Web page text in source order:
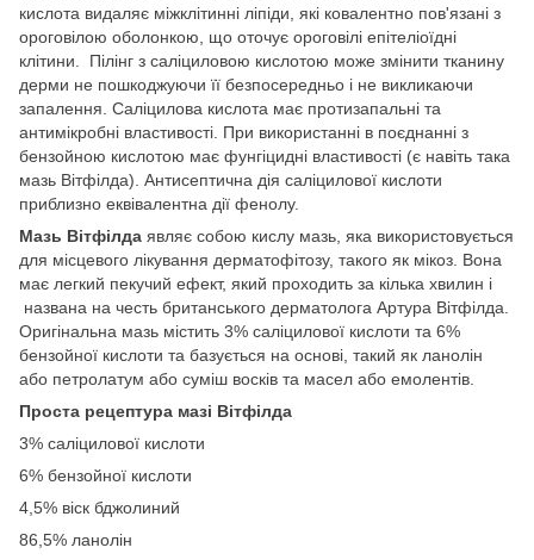
кислота видаляє міжклітинні ліпіди, які ковалентно пов'язані з
ороговілою оболонкою, що оточує ороговілі епітеліоїдні
клітини. Пілінг з саліциловою кислотою може змінити тканину
дерми не пошкоджуючи її безпосередньо і не викликаючи
запалення. Саліцилова кислота має протизапальні та
антимікробні властивості. При використанні в поєднанні з
бензойною кислотою має фунгіцидні властивості (є навіть така
мазь Вітфілда). Антисептична дія саліцилової кислоти
приблизно еквівалентна дії фенолу.
Мазь Вітфілда являє собою кислу мазь, яка використовується
для місцевого лікування дерматофітозу, такого як мікоз. Вона
має легкий пекучий ефект, який проходить за кілька хвилин і
названа на честь британського дерматолога Артура Вітфілда.
Оригінальна мазь містить 3% саліцилової кислоти та 6%
бензойної кислоти та базується на основі, такий як ланолін
або петролатум або суміш восків та масел або емолентів.
Проста рецептура мазі Вітфілда
3% саліцилової кислоти
6% бензойної кислоти
4,5% віск бджолиний
86,5% ланолін